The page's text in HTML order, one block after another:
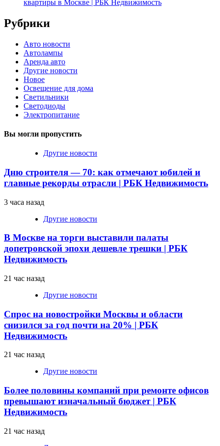
квартиры в Москве | РБК Недвижимость
Рубрики
Авто новости
Автолампы
Аренда авто
Другие новости
Новое
Освещение для дома
Светильники
Светодиоды
Электропитание
Вы могли пропустить
Другие новости
Дню строителя — 70: как отмечают юбилей и
главные рекорды отрасли | РБК Недвижимость
3 часа назад
Другие новости
В Москве на торги выставили палаты
допетровской эпохи дешевле трешки | РБК
Недвижимость
21 час назад
Другие новости
Спрос на новостройки Москвы и области
снизился за год почти на 20% | РБК
Недвижимость
21 час назад
Другие новости
Более половины компаний при ремонте офисов
превышают изначальный бюджет | РБК
Недвижимость
21 час назад